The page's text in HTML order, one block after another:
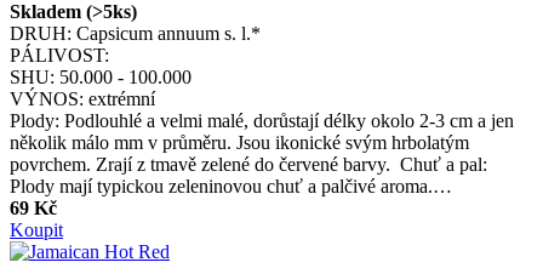
Skladem (>5ks)
DRUH: Capsicum annuum s. l.*
PÁLIVOST:
SHU: 50.000 - 100.000
VÝNOS: extrémní
Plody: Podlouhlé a velmi malé, dorůstají délky okolo 2-3 cm a jen
několik málo mm v průměru. Jsou ikonické svým hrbolatým
povrchem. Zrají z tmavě zelené do červené barvy. Chuť a pal:
Plody mají typickou zeleninovou chuť a palčivé aroma.…
69 Kč
Koupit